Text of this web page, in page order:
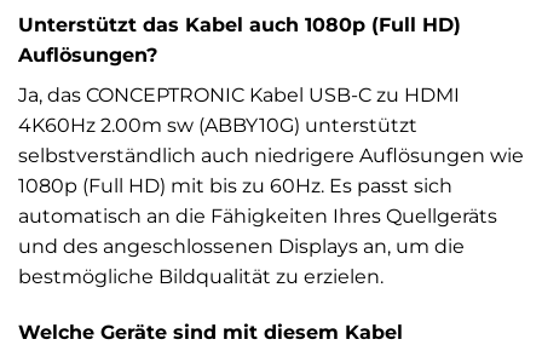
Unterstützt das Kabel auch 1080p (Full HD)
Auflösungen?
Ja, das CONCEPTRONIC Kabel USB-C zu HDMI
4K60Hz 2.00m sw (ABBY10G) unterstützt
selbstverständlich auch niedrigere Auflösungen wie
1080p (Full HD) mit bis zu 60Hz. Es passt sich
automatisch an die Fähigkeiten Ihres Quellgeräts
und des angeschlossenen Displays an, um die
bestmögliche Bildqualität zu erzielen.
Welche Geräte sind mit diesem Kabel